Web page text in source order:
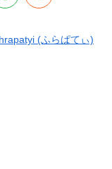
(ふらぱてぃ)